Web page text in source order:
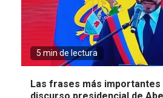
5 min de lectura
Las frases más importantes
discurso presidencial de